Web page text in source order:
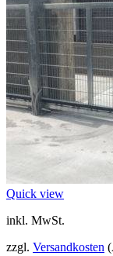
Quick view
inkl. MwSt.
zzgl. Versandkosten